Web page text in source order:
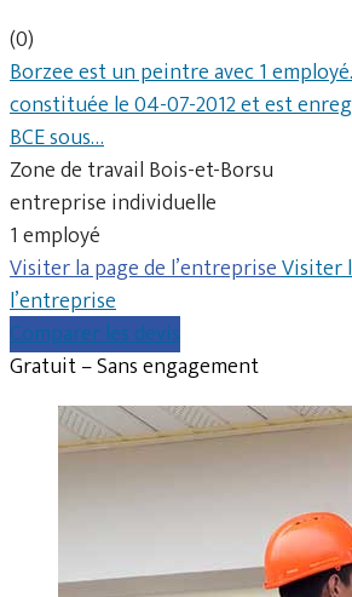
(0)
Borzee est un peintre avec 1
constituée le 04-07-2012 et est
BCE sous…
Zone de travail Bois-et-Borsu
entreprise individuelle
1 employé
Visiter la page de l’entrepriseVisiter
l’entreprise
Comparer les devis
Gratuit – Sans engagement